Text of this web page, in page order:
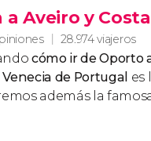
a Aveiro y
28.974 viajeros
cómo ir de Oporto
Venecia de Portugal es
además la